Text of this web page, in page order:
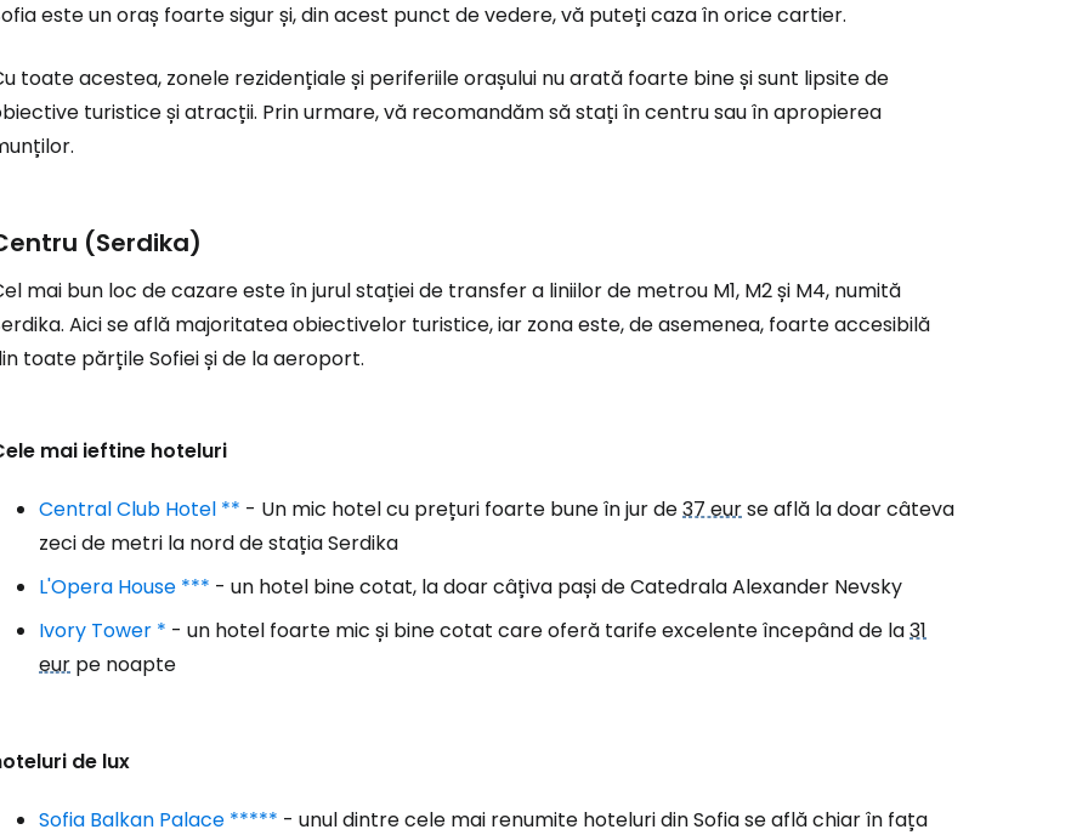
este un oraș foarte sigur și, din acest punct de vedere, vă puteți caza în orice cartier.
toate acestea, zonele rezidențiale și periferiile orașului nu arată foarte bine și sunt lipsite de
turistice și atracții. Prin urmare, vă recomandăm să stați în centru sau în apropierea
(Serdika)
mai bun loc de cazare este în jurul stației de transfer a liniilor de metrou M1, M2 și M4, numită
Aici se află majoritatea obiectivelor turistice, iar zona este, de asemenea, foarte accesibilă
toate părțile Sofiei și de la aeroport.
mai ieftine hoteluri
Central Club Hotel ** - Un mic hotel cu prețuri foarte bune în jur de37 eurse află la doar câteva
zeci de metri la nord de stația Serdika
L'Opera House *** - un hotel bine cotat, la doar câțiva pași de Catedrala Alexander Nevsky
Ivory Tower * - un hotel foarte mic și bine cotat care oferă tarife excelente începând de la31
eur pe noapte
de lux
Sofia Balkan Palace ***** - unul dintre cele mai renumite hoteluri din Sofia se află chiar în fața